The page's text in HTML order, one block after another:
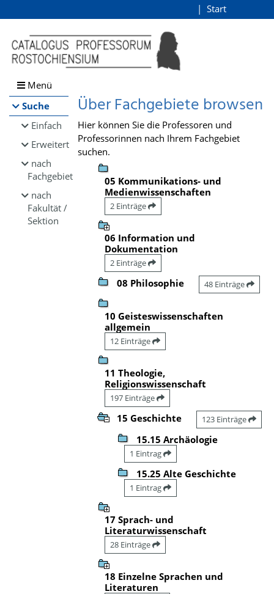
Browsen
direkt zum Inhalt
Start
Menü
Suche
Einfach
Erweitert
nach
Fachgebiet
nach
Fakultät /
Sektion
Über Fachgebiete browsen
Hier können Sie die Professoren und
Professorinnen nach Ihrem Fachgebiet
suchen.
05 Kommunikations- und
Medienwissenschaften
2 Einträge
06 Information und
Dokumentation
2 Einträge
08 Philosophie 48 Einträge
10 Geisteswissenschaften
allgemein
12 Einträge
11 Theologie,
Religionswissenschaft
197 Einträge
15 Geschichte 123 Einträge
15.15 Archäologie
1 Eintrag
15.25 Alte Geschichte
1 Eintrag
17 Sprach- und
Literaturwissenschaft
28 Einträge
18 Einzelne Sprachen und
Literaturen